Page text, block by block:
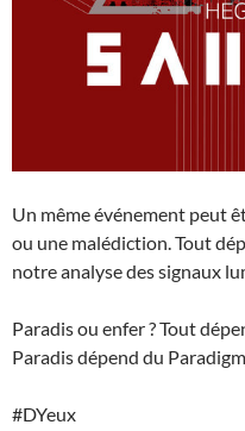
Un même événement peut
ou une malédiction. Tout
notre analyse des signaux
Paradis ou enfer ? Tout
Paradis dépend du
#DYeux